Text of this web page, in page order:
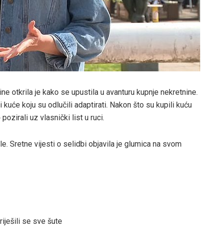
otkrila je kako se upustila u avanturu kupnje nekretnine.
koju su odlučili adaptirati. Nakon što su kupili kuću
pozirali uz vlasnički list u ruci.
Sretne vijesti o selidbi objavila je glumica na svom
se sve šute